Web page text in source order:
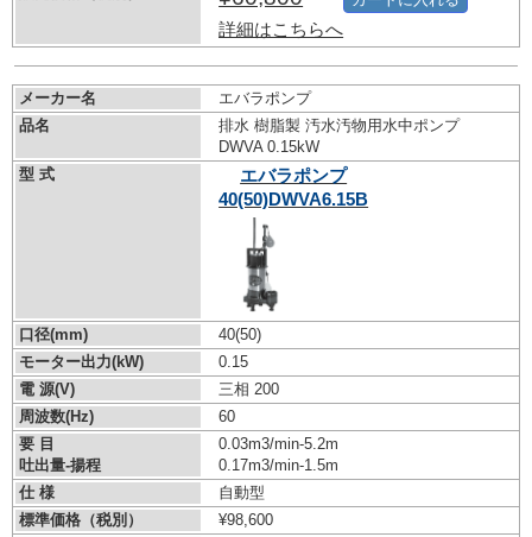
詳細はこちらへ
メーカー名
エバラポンプ
品名
排水 樹脂製 汚水汚物用水中ポンプ
DWVA 0.15kW
型 式
エバラポンプ
40(50)DWVA6.15B
口径(mm)
40(50)
モーター出力(kW)
0.15
電 源(V)
三相 200
周波数(Hz)
60
要 目
吐出量-揚程
0.03m3/min-5.2m
0.17m3/min-1.5m
仕 様
自動型
標準価格（税別）
¥98,600